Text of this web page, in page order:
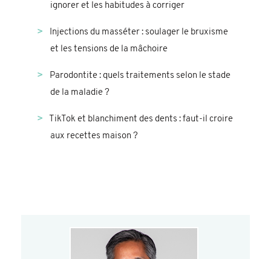
ignorer et les habitudes à corriger
Injections du masséter : soulager le bruxisme
et les tensions de la mâchoire
Parodontite : quels traitements selon le stade
de la maladie ?
TikTok et blanchiment des dents : faut-il croire
aux recettes maison ?